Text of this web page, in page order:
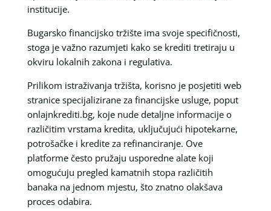
institucije.
Bugarsko financijsko tržište ima svoje specifičnosti,
stoga je važno razumjeti kako se krediti tretiraju u
okviru lokalnih zakona i regulativa.
Prilikom istraživanja tržišta, korisno je posjetiti web
stranice specijalizirane za financijske usluge, poput
onlajnkrediti.bg, koje nude detaljne informacije o
različitim vrstama kredita, uključujući hipotekarne,
potrošačke i kredite za refinanciranje. Ove
platforme često pružaju usporedne alate koji
omogućuju pregled kamatnih stopa različitih
banaka na jednom mjestu, što znatno olakšava
proces odabira.